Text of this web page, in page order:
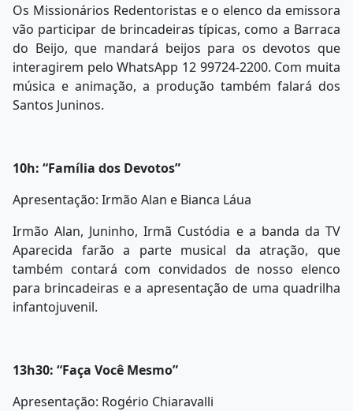
Os Missionários Redentoristas e o elenco da emissora
vão participar de brincadeiras típicas, como a Barraca
do Beijo, que mandará beijos para os devotos que
interagirem pelo WhatsApp 12 99724-2200. Com muita
música e animação, a produção também falará dos
Santos Juninos.
10h: “Família dos Devotos”
Apresentação: Irmão Alan e Bianca Láua
Irmão Alan, Juninho, Irmã Custódia e a banda da TV
Aparecida farão a parte musical da atração, que
também contará com convidados de nosso elenco
para brincadeiras e a apresentação de uma quadrilha
infantojuvenil.
13h30: “Faça Você Mesmo”
Apresentação: Rogério Chiaravalli